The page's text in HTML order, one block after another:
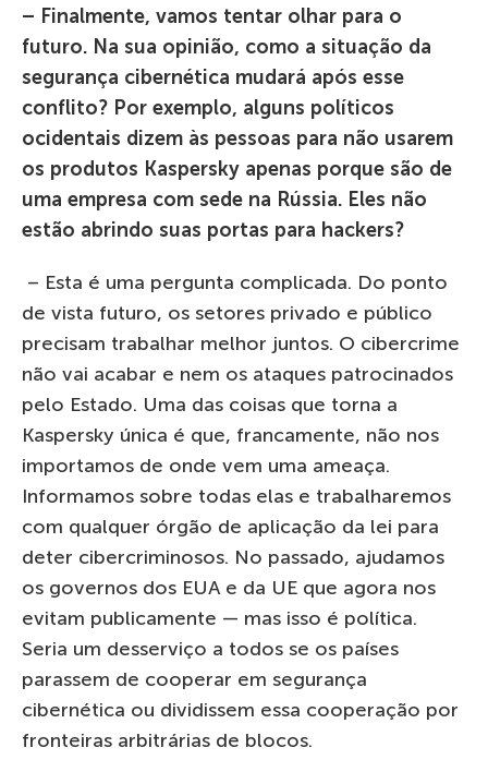
– Finalmente, vamos tentar olhar para o
futuro. Na sua opinião, como a situação da
segurança cibernética mudará após esse
conflito? Por exemplo, alguns políticos
ocidentais dizem às pessoas para não usarem
os produtos Kaspersky apenas porque são de
uma empresa com sede na Rússia. Eles não
estão abrindo suas portas para hackers?
– Esta é uma pergunta complicada. Do ponto
de vista futuro, os setores privado e público
precisam trabalhar melhor juntos. O cibercrime
não vai acabar e nem os ataques patrocinados
pelo Estado. Uma das coisas que torna a
Kaspersky única é que, francamente, não nos
importamos de onde vem uma ameaça.
Informamos sobre todas elas e trabalharemos
com qualquer órgão de aplicação da lei para
deter cibercriminosos. No passado, ajudamos
os governos dos EUA e da UE que agora nos
evitam publicamente — mas isso é política.
Seria um desserviço a todos se os países
parassem de cooperar em segurança
cibernética ou dividissem essa cooperação por
fronteiras arbitrárias de blocos.